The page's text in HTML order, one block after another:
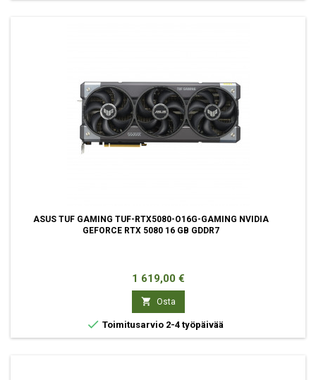
ASUS TUF GAMING TUF-RTX5080-O16G-GAMING NVIDIA
GEFORCE RTX 5080 16 GB GDDR7
Hinta
1 619,00 €
 Osta
 Toimitusarvio 2-4 työpäivää